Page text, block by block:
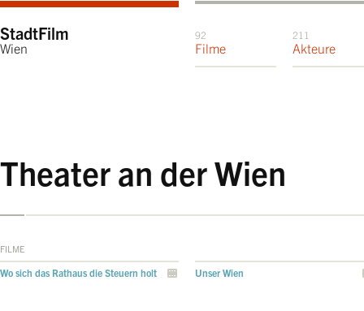
StadtFilm
Wien
92
Filme
211
Akteure
Theater an der Wien
FILME
Wo sich das Rathaus die Steuern holt Unser Wien